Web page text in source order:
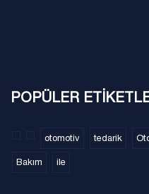
POPÜLER
otomotiv tedarik
Bakım ile